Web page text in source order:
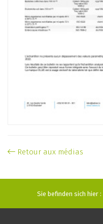
Retour aux médias
Sie befinden sich hier :